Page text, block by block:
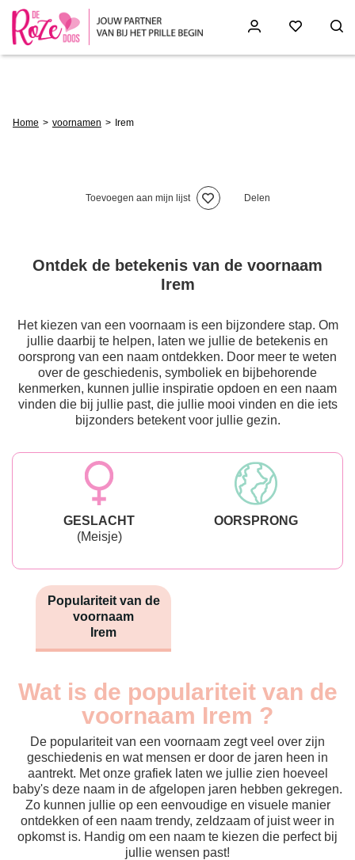
Home voornamen Irem
Toevoegen aan mijn lijst Delen
Ontdek de betekenis van de voornaam
Irem
Het kiezen van een voornaam is een bijzondere stap. Om
jullie daarbij te helpen, laten we jullie de betekenis en
oorsprong van een naam ontdekken. Door meer te weten
over de geschiedenis, symboliek en bijbehorende
kenmerken, kunnen jullie inspiratie opdoen en een naam
vinden die bij jullie past, die jullie mooi vinden en die iets
bijzonders betekent voor jullie gezin.
GESLACHT
(Meisje)
OORSPRONG
Populariteit van de
voornaam
Irem
Wat is de populariteit van de
voornaam Irem ?
De populariteit van een voornaam zegt veel over zijn
geschiedenis en wat mensen er door de jaren heen in
aantrekt. Met onze grafiek laten we jullie zien hoeveel
baby's deze naam in de afgelopen jaren hebben gekregen.
Zo kunnen jullie op een eenvoudige en visuele manier
ontdekken of een naam trendy, zeldzaam of juist weer in
opkomst is. Handig om een naam te kiezen die perfect bij
jullie wensen past!
Année
Nouveaux-
nés
2010
31
2011
21
2012
15
2013
9
2014
6
2015
9
2016
10